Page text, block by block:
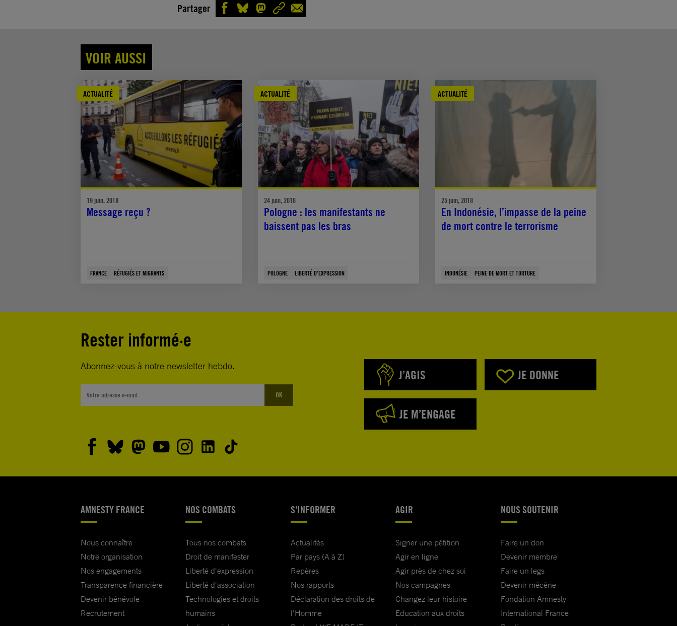
Partager
VOIR AUSSI
ACTUALITÉ
19 juin, 2018
Message reçu ?
FRANCE RÉFUGIÉS ET MIGRANTS
ACTUALITÉ
24 juin, 2018
Pologne : les manifestants ne
baissent pas les bras
POLOGNE LIBERTÉ D'EXPRESSION
ACTUALITÉ
25 juin, 2018
En Indonésie, l’impasse de la peine
de mort contre le terrorisme
INDONÉSIE PEINE DE MORT ET TORTURE
Rester informé·e
Abonnez-vous à notre newsletter hebdo.
OK
J’AGIS JE DONNE
JE M’ENGAGE
AMNESTY FRANCE
Nous connaître
Notre organisation
Nos engagements
Transparence financière
Devenir bénévole
Recrutement
NOS COMBATS
Tous nos combats
Droit de manifester
Liberté d'expression
Liberté d'association
Technologies et droits
humains
S'INFORMER
Actualités
Par pays (A à Z)
Repères
Nos rapports
Déclaration des droits de
l'Homme
AGIR
Signer une pétition
Agir en ligne
Agir près de chez soi
Nos campagnes
Changez leur histoire
Education aux droits
NOUS SOUTENIR
Faire un don
Devenir membre
Faire un legs
Devenir mécène
Fondation Amnesty
International France